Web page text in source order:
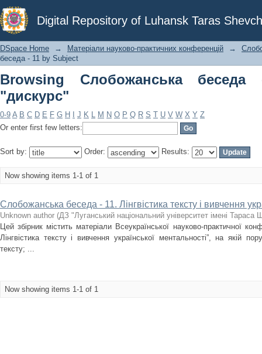
Digital Repository of Luhansk Taras
Browsing Слобожанська беседа - 11
DSpace Home → Матеріали науково-практичних конференцій →
беседа - 11 by Subject
Browsing Слобожанська
"дискурс"
0-9 A B C D E F G H J K L M N O P Q R S T U V W X Y Z
Or enter first few letters:
Sort by: Order: Results:
Now showing items 1-1 of 1
Слобожанська беседа - 11. Лінгвістика тексту і вивчення
Unknown author (ДЗ "Луганський національний університет імені Тараса
Цей збірник містить матеріали Всеукраїнської науково-практичної
Лінгвістика тексту і вивчення української ментальності”, на якій
тексту; ...
Now showing items 1-1 of 1